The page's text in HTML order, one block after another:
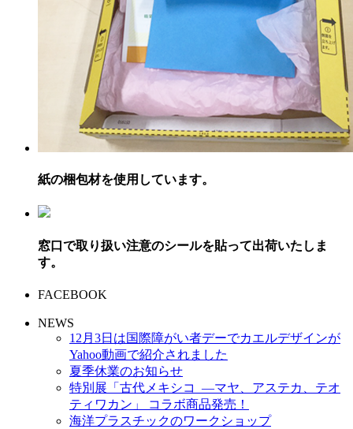
紙の梱包材を使用しています。
窓口で取り扱い注意のシールを貼って出荷いたしま
す。
FACEBOOK
NEWS
12月3日は国際障がい者デーでカエルデザインが
Yahoo動画で紹介されました
夏季休業のお知らせ
特別展「古代メキシコ ―マヤ、アステカ、テオ
ティワカン」 コラボ商品発売！
海洋プラスチックのワークショップ